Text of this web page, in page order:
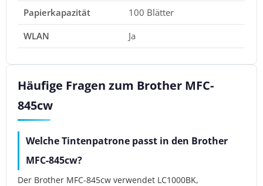
Papierkapazität
100 Blätter
WLAN
Ja
Häufige Fragen zum Brother MFC-
845cw
Welche Tintenpatrone passt in den Brother
MFC-845cw?
Der Brother MFC-845cw verwendet LC1000BK,